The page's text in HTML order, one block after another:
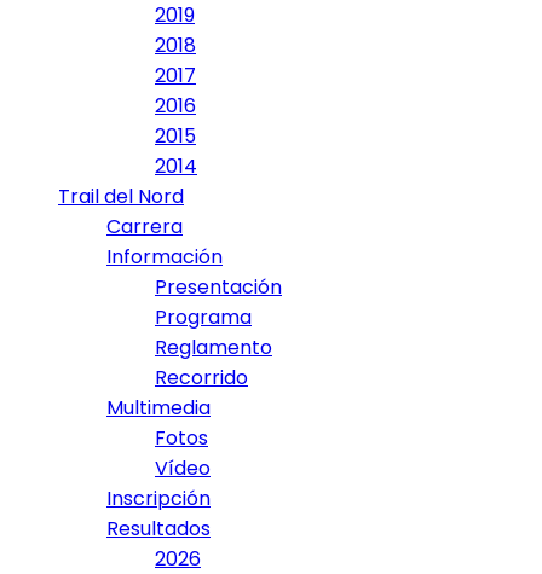
2019
2018
2017
2016
2015
2014
Trail del Nord
Carrera
Información
Presentación
Programa
Reglamento
Recorrido
Multimedia
Fotos
Vídeo
Inscripción
Resultados
2026